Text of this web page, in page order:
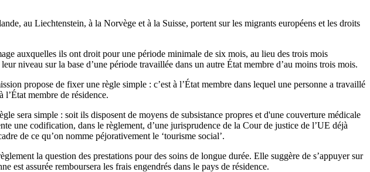
au Liechtenstein, à la Norvège et à la Suisse, portent sur les migrants européens et les droits
auxquelles ils ont droit pour une période minimale de six mois, au lieu des trois mois
niveau sur la base d’une période travaillée dans un autre État membre d’au moins trois mois.
propose de fixer une règle simple : c’est à l’État membre dans lequel une personne a travaillé
membre de résidence.
sera simple : soit ils disposent de moyens de subsistance propres et d'une couverture médicale
une codification, dans le règlement, d’une jurisprudence de la Cour de justice de l’UE déjà
de ce qu’on nomme péjorativement le ‘tourisme social’.
la question des prestations pour des soins de longue durée. Elle suggère de s’appuyer sur
est assurée remboursera les frais engendrés dans le pays de résidence.